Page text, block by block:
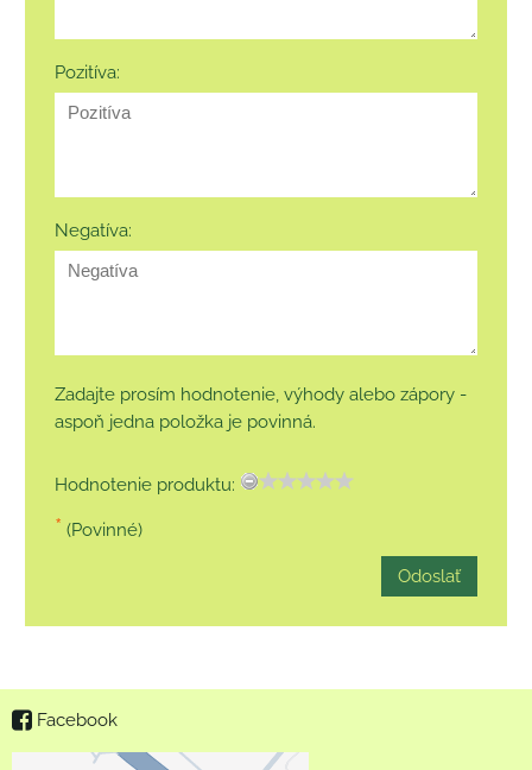
Pozitíva:
Negatíva:
Zadajte prosím hodnotenie, výhody alebo zápory -
aspoň jedna položka je povinná.
Hodnotenie produktu:
* (Povinné)
Odoslať
Facebook